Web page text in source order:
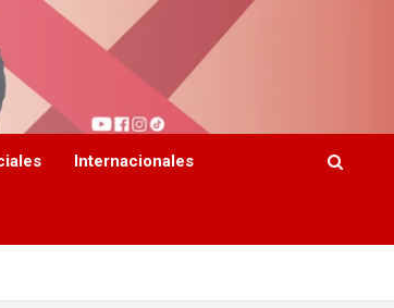
Internacionales